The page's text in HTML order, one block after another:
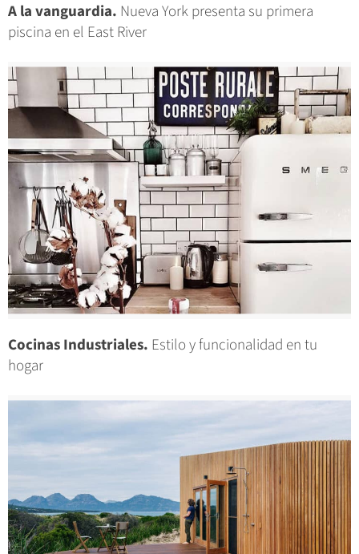
A la vanguardia. Nueva York presenta su primera
piscina en el East River
Cocinas Industriales. Estilo y funcionalidad en tu
hogar